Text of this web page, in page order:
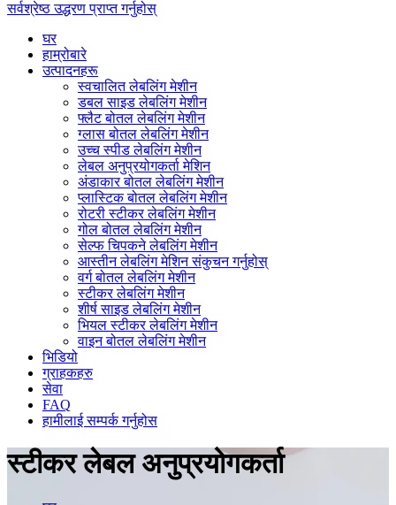
सर्वश्रेष्ठ उद्धरण प्राप्त गर्नुहोस्
घर
हाम्रोबारे
उत्पादनहरू
स्वचालित लेबलिंग मेशीन
डबल साइड लेबलिंग मेशीन
फ्लैट बोतल लेबलिंग मेशीन
ग्लास बोतल लेबलिंग मेशीन
उच्च स्पीड लेबलिंग मेशीन
लेबल अनुप्रयोगकर्ता मेशिन
अंडाकार बोतल लेबलिंग मेशीन
प्लास्टिक बोतल लेबलिंग मेशीन
रोटरी स्टीकर लेबलिंग मेशीन
गोल बोतल लेबलिंग मेशीन
सेल्फ चिपकने लेबलिंग मेशीन
आस्तीन लेबलिंग मेशिन संकुचन गर्नुहोस्
वर्ग बोतल लेबलिंग मेशीन
स्टीकर लेबलिंग मेशीन
शीर्ष साइड लेबलिंग मेशीन
भियल स्टीकर लेबलिंग मेशीन
वाइन बोतल लेबलिंग मेशीन
भिडियो
ग्राहकहरु
सेवा
FAQ
हामीलाई सम्पर्क गर्नुहोस
स्टीकर लेबल अनुप्रयोगकर्ता